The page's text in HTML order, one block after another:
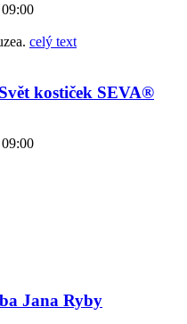
celý text
kostiček SEVA®
Jana Ryby